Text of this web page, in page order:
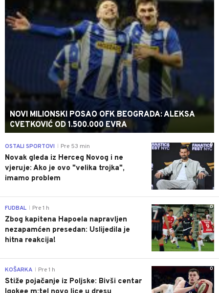
NOVI MILIONSKI POSAO OFK BEOGRADA: ALEKSA
CVETKOVIĆ OD 1.500.000 EVRA
0
OSTALI SPORTOVI Pre 53 min
Novak gleda iz Herceg Novog i ne
vjeruje: Ako je ovo "velika trojka",
imamo problem
0
FUDBAL Pre 1 h
Zbog kapitena Hapoela napravljen
nezapamćen presedan: Uslijedila je
hitna reakcija!
0
KOŠARKA Pre 1 h
Stiže pojačanje iz Poljske: Bivši centar